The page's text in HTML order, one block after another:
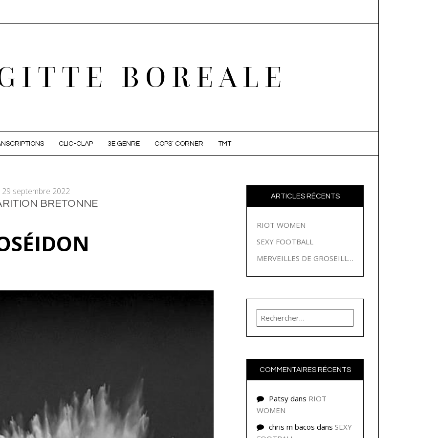
BOREALE
CLIC-CLAP 3E GENRE COPS’ CORNER TMT
29 septembre 2022
BRETONNE
ARTICLES RÉCENTS
RIOT WOMEN
SEXY FOOTBALL
MERVEILLES DE GROSEILLES
Rechercher :
COMMENTAIRES RÉCENTS
Patsy dans RIOT
WOMEN
chris m bacos dans SEXY